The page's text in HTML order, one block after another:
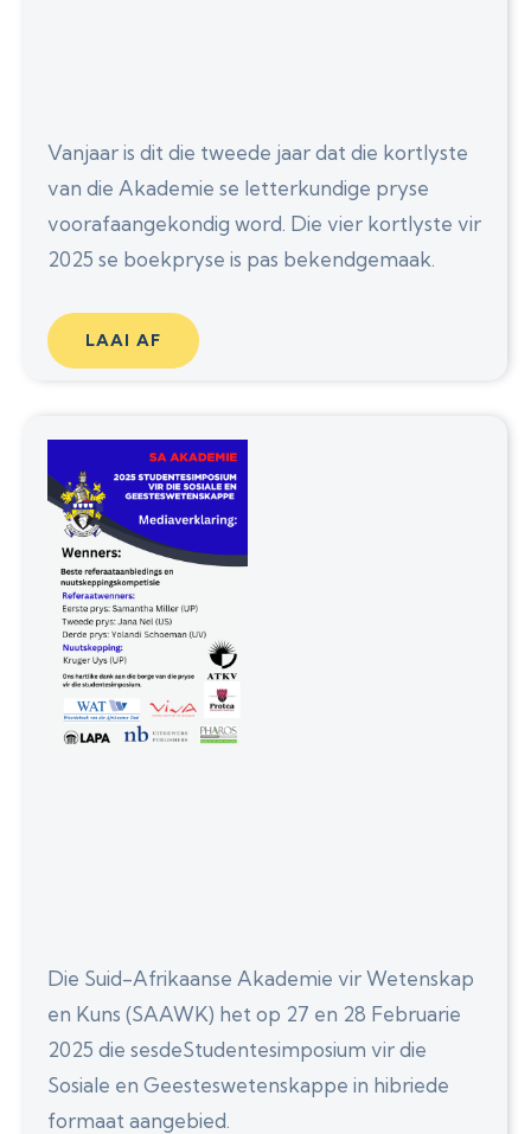
Vanjaar is dit die tweede jaar dat die kortlyste
van die Akademie se letterkundige pryse
voorafaangekondig word. Die vier kortlyste vir
2025 se boekpryse is pas bekendgemaak.
LAAI AF
Die Suid-Afrikaanse Akademie vir Wetenskap
en Kuns (SAAWK) het op 27 en 28 Februarie
2025 die sesdeStudentesimposium vir die
Sosiale en Geesteswetenskappe in hibriede
formaat aangebied.